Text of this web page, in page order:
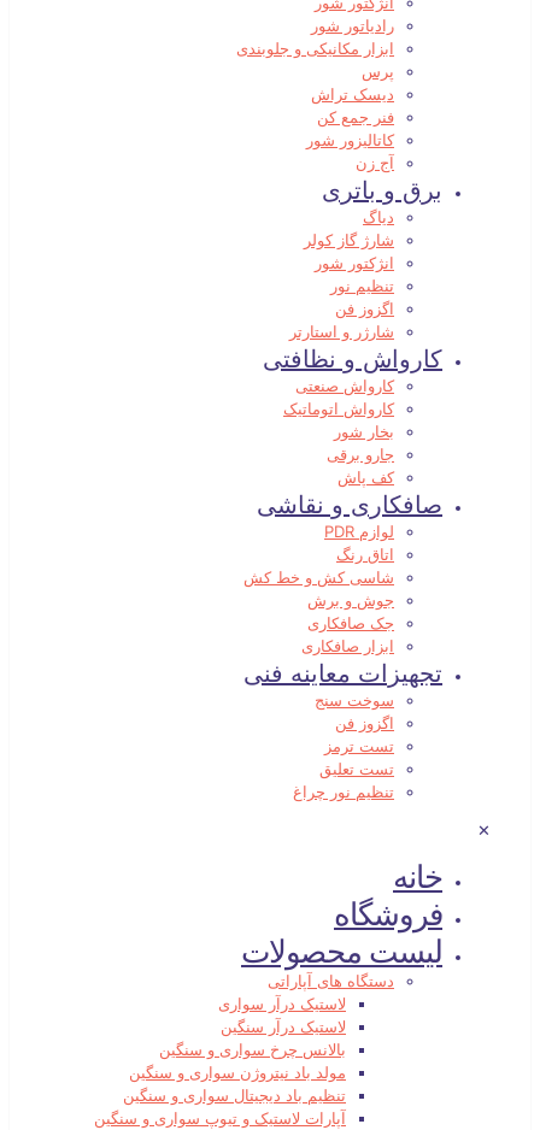
رادیاتور شور
ابزار مکانیکی و جلوبندی
پرس
دیسک تراش
فنر جمع کن
کاتالیزور شور
آج زن
برق و باتری
دیاگ
شارژ گاز کولر
انژکتور شور
تنظیم نور
اگزوز فن
شارژر و استارتر
کارواش و نظافتی
کارواش صنعتی
کارواش اتوماتیک
بخار شور
جارو برقی
کف پاش
صافکاری و نقاشی
لوازم PDR
اتاق رنگ
شاسی کش و خط کش
جوش و برش
جک صافکاری
ابزار صافکاری
تجهیزات معاینه فنی
سوخت سنج
اگزوز فن
تست ترمز
تست تعلیق
تنظیم نور چراغ
✕
خانه
فروشگاه
لیست محصولات
دستگاه های آپاراتی
لاستیک درآر سواری
لاستیک درآر سنگین
بالانس چرخ سواری و سنگین
مولد باد نیتروژن سواری و سنگین
تنظیم باد دیجیتال سواری و سنگین
آپارات لاستیک و تیوپ سواری و سنگین